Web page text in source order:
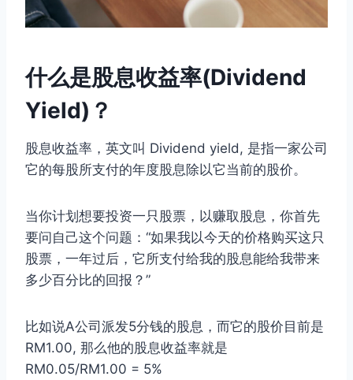
什么是股息收益率(Dividend
Yield)？
股息收益率，英文叫 Dividend yield, 是指一家公司
它的每股所支付的年度股息除以它当前的股价。
当你计划想要投资一只股票，以赚取股息，你首先
要问自己这个问题：“如果我以今天的价格购买这只
股票，一年过后，它所支付给我的股息能给我带来
多少百分比的回报？”
比如说A公司派发5分钱的股息，而它的股价目前是
RM1.00, 那么他的股息收益率就是
RM0.05/RM1.00 = 5%